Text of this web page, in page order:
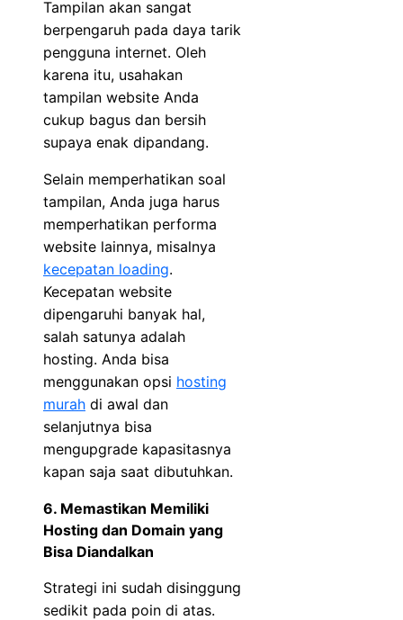
Tampilan akan sangat
berpengaruh pada daya tarik
pengguna internet. Oleh
karena itu, usahakan
tampilan website Anda
cukup bagus dan bersih
supaya enak dipandang.
Selain memperhatikan soal
tampilan, Anda juga harus
memperhatikan performa
website lainnya, misalnya
kecepatan loading.
Kecepatan website
dipengaruhi banyak hal,
salah satunya adalah
hosting. Anda bisa
menggunakan opsi hosting
murah di awal dan
selanjutnya bisa
mengupgrade kapasitasnya
kapan saja saat dibutuhkan.
6. Memastikan Memiliki
Hosting dan Domain yang
Bisa Diandalkan
Strategi ini sudah disinggung
sedikit pada poin di atas.